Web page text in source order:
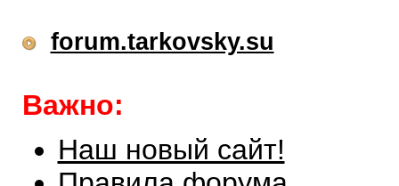
forum.tarkovsky.su
Важно:
Наш новый сайт!